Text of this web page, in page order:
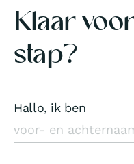
Klaar
stap?
Hallo, ik ben